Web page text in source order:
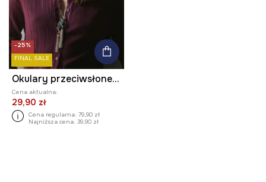
-25%
FINAL SALE
Okulary przeciwsłoneczne damskie
Cena aktualna:
29,90 zł
Cena regularna: 79,90 zł
Najniższa cena: 39,90 zł